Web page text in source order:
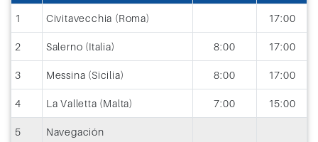
1 Civitavecchia (Roma) 17:00
2 Salerno (Italia) 8:00 17:00
3 Messina (Sicilia) 8:00 17:00
4 La Valletta (Malta) 7:00 15:00
5 Navegación